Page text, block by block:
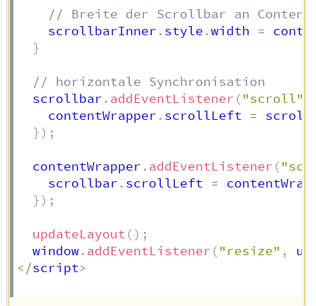
// Breite der Scrollbar an Content
    scrollbarInner
. style .width =
}
// horizontale Synchronisation
  scrollbar
. addEventListener ("scroll"
    contentWrapper
. scrollLeft =
}) ;
  contentWrapper
. addEventListener (
    scrollbar
. scrollLeft =
}) ;
updateLayout () ;
  window
. addEventListener ("resize" ,
< /script>